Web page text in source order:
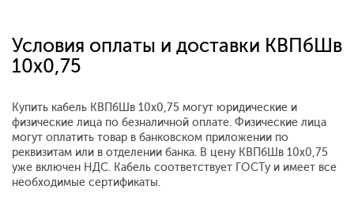
Условия оплаты и доставки КВПбШв
10х0,75
Купить кабель КВПбШв 10х0,75 могут юридические и
физические лица по безналичной оплате. Физические лица
могут оплатить товар в банковском приложении по
реквизитам или в отделении банка. В цену КВПбШв 10х0,75
уже включен НДС. Кабель соответствует ГОСТу и имеет все
необходимые сертификаты.